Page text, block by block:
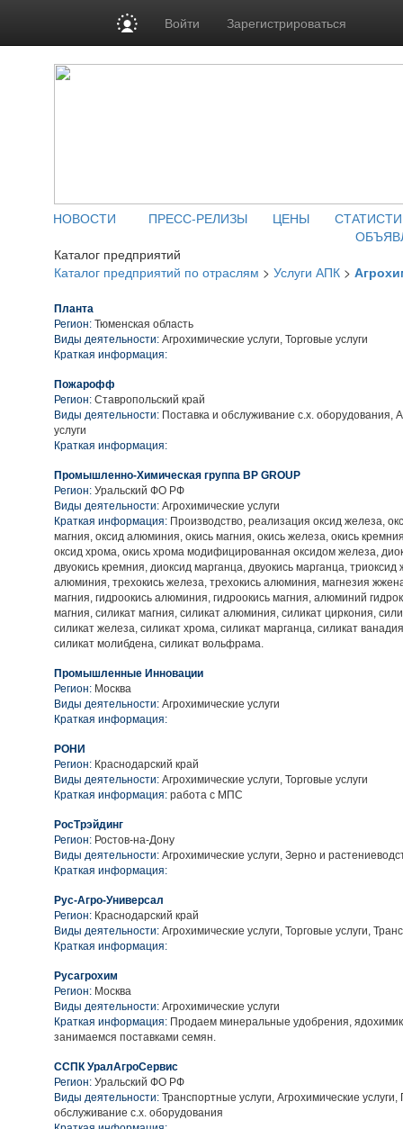
Войти Зарегистрироваться
НОВОСТИ ПРЕСС-РЕЛИЗЫ ЦЕНЫ
Каталог предприятий
Каталог предприятий по отраслям > Услуги АПК >
Планта
Регион: Тюменская область
Виды деятельности: Агрохимические услуги, Торговые услуги
Краткая информация:
Пожарофф
Регион: Ставропольский край
Виды деятельности: Поставка и обслуживание с.х. оборудования,
услуги
Краткая информация:
Промышленно-Химическая группа BP GROUP
Регион: Уральский ФО РФ
Виды деятельности: Агрохимические услуги
Краткая информация: Производство, реализация оксид железа,
магния, оксид алюминия, окись магния, окись железа, окись
оксид хрома, окись хрома модифицированная оксидом железа,
двуокись кремния, диоксид марганца, двуокись марганца, триоксид
алюминия, трехокись железа, трехокись алюминия, магнезия
магния, гидроокись алюминия, гидроокись магния, алюминий
магния, силикат магния, силикат алюминия, силикат циркония,
силикат железа, силикат хрома, силикат марганца, силикат
силикат молибдена, силикат вольфрама.
Промышленные Инновации
Регион: Москва
Виды деятельности: Агрохимические услуги
Краткая информация:
РОНИ
Регион: Краснодарский край
Виды деятельности: Агрохимические услуги, Торговые услуги
Краткая информация: работа с МПС
РосТрэйдинг
Регион: Ростов-на-Дону
Виды деятельности: Агрохимические услуги, Зерно и
Краткая информация:
Рус-Агро-Универсал
Регион: Краснодарский край
Виды деятельности: Агрохимические услуги, Торговые услуги,
Краткая информация:
Русагрохим
Регион: Москва
Виды деятельности: Агрохимические услуги
Краткая информация: Продаем минеральные удобрения,
занимаемся поставками семян.
ССПК УралАгроСервис
Регион: Уральский ФО РФ
Виды деятельности: Транспортные услуги, Агрохимические услуги,
обслуживание с.х. оборудования